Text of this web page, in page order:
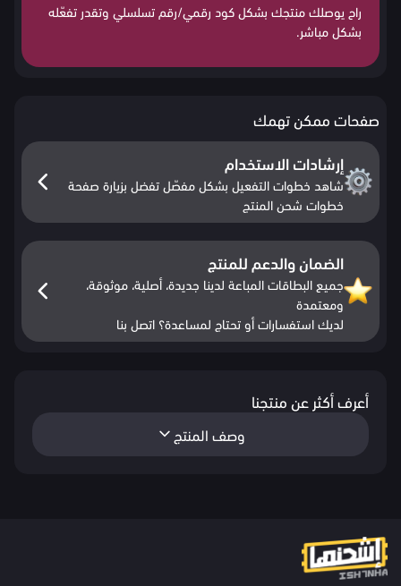
راح يوصلك منتجك بشكل كود رقمي/رقم تسلسلي وتقدر تفعّله
بشكل مباشر.
صفحات ممكن تهمك
إرشادات الاستخدام
شاهد خطوات التفعيل بشكل مفصّل تفضل بزيارة صفحة
خطوات شحن المنتج
الضمان والدعم للمنتج
جميع البطاقات المباعة لدينا جديدة، أصلية، موثوقة،
ومعتمدة
لديك استفسارات أو تحتاج لمساعدة؟ اتصل بنا
أعرف أكثر عن منتجنا
وصف المنتج